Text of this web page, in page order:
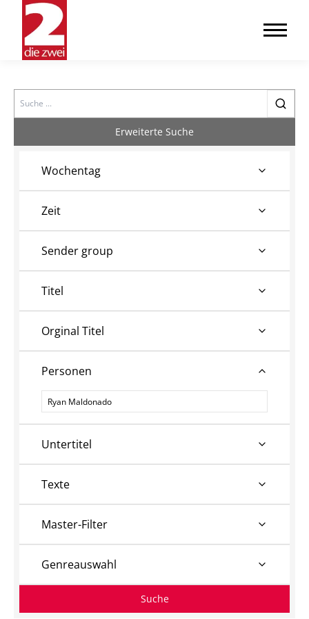
Search
Erweiterte Suche
Wochentag
Zeit
Sender group
Titel
Orginal Titel
Personen
Personen
Untertitel
Texte
Master-Filter
Genreauswahl
Suche